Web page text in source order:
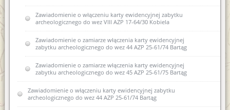
Zawiadomienie o włączeniu karty ewidencyjnej zabytku
archeologicznego do wez VIII AZP 17-64/30 Kobiela
Zawiadomienie o zamiarze włączenia karty ewidencyjnej
zabytku archeologicznego do wez 44 AZP 25-61/74 Bartąg
Zawiadomienie o zamiarze włączenia karty ewidencyjnej
zabytku archeologicznego do wez 45 AZP 25-61/75 Bartąg
Zawiadomienie o włączeniu karty ewidencyjnej zabytku
archeologicznego do wez 44 AZP 25-61/74 Bartąg